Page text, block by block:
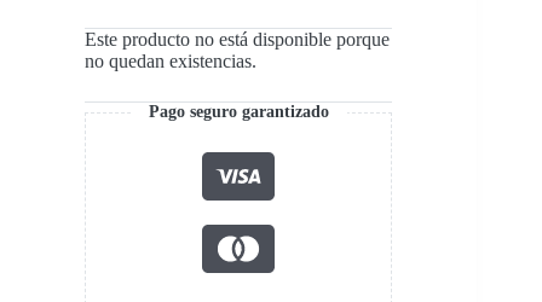
Este producto no está disponible porque
no quedan existencias.
Pago seguro garantizado